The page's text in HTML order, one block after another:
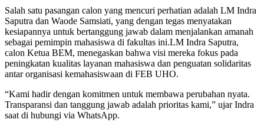
Salah satu pasangan calon yang mencuri perhatian adalah LM Indra
Saputra dan Waode Samsiati, yang dengan tegas menyatakan
kesiapannya untuk bertanggung jawab dalam menjalankan amanah
sebagai pemimpin mahasiswa di fakultas ini.LM Indra Saputra,
calon Ketua BEM, menegaskan bahwa visi mereka fokus pada
peningkatan kualitas layanan mahasiswa dan penguatan solidaritas
antar organisasi kemahasiswaan di FEB UHO.
“Kami hadir dengan komitmen untuk membawa perubahan nyata.
Transparansi dan tanggung jawab adalah prioritas kami,” ujar Indra
saat di hubungi via WhatsApp.